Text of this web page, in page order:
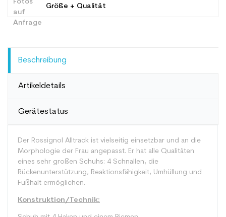
Größe + Qualität
Beschreibung
Artikeldetails
Gerätestatus
Der Rossignol Alltrack ist vielseitig einsetzbar und an die
Morphologie der Frau angepasst. Er hat alle Qualitäten
eines sehr großen Schuhs: 4 Schnallen, die
Rückenunterstützung, Reaktionsfähigkeit, Umhüllung und
Fußhalt ermöglichen.
Konstruktion/Technik: